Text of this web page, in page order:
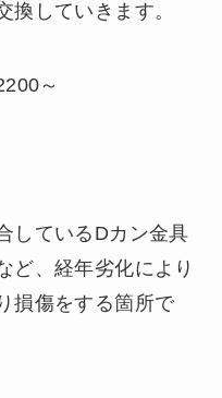
換していきます。
～
しているDカン金具
ど、経年劣化により
損傷をする箇所で